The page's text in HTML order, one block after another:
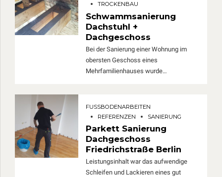
TROCKENBAU
Schwammsanierung
Dachstuhl +
Dachgeschoss
Bei der Sanierung einer Wohnung im
obersten Geschoss eines
Mehrfamilienhauses wurde
Sanierung der schadhaften Stellen im
Dachstuhl und der Decke wurde durch
uns realisiert. Nach der Sanierung
erfolgte dann der Trockenbau und die
Renovierung der Wohnung.
FUSSBODENARBEITEN
REFERENZEN
SANIERUNG
Parkett Sanierung
Dachgeschoss
Friedrichstraße Berlin
Leistungsinhalt war das aufwendige
Schleifen und Lackieren eines gut